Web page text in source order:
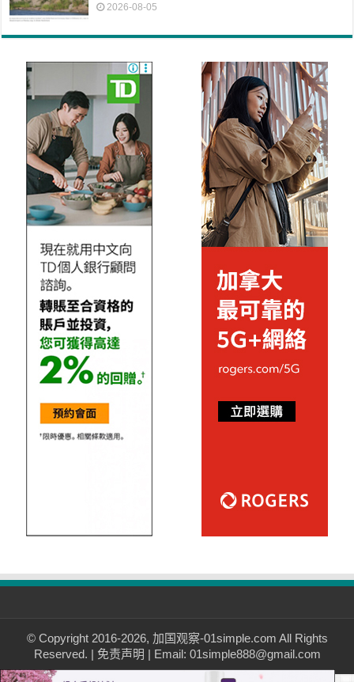
2026-08-05
© Copyright 2016-2026, 加国观察-01simple.com All Rights
Reserved. | 免责声明 | Email: 01simple888@gmail.com